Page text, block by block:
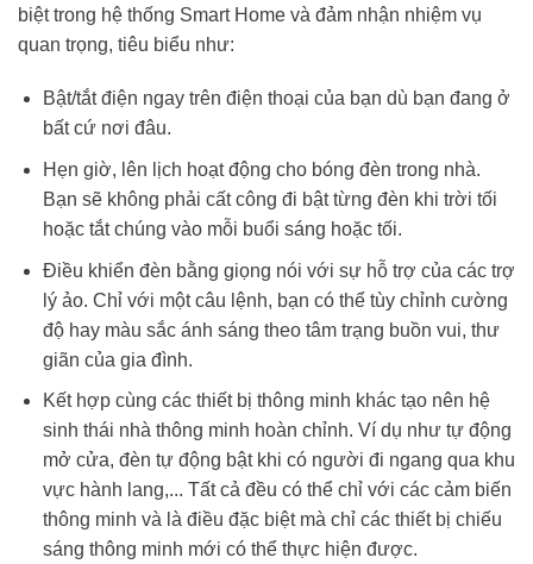
biệt trong hệ thống Smart Home và đảm nhận nhiệm vụ
quan trọng, tiêu biểu như:
Bật/tắt điện ngay trên điện thoại của bạn dù bạn đang ở
bất cứ nơi đâu.
Hẹn giờ, lên lịch hoạt động cho bóng đèn trong nhà.
Bạn sẽ không phải cất công đi bật từng đèn khi trời tối
hoặc tắt chúng vào mỗi buổi sáng hoặc tối.
Điều khiển đèn bằng giọng nói với sự hỗ trợ của các trợ
lý ảo. Chỉ với một câu lệnh, bạn có thể tùy chỉnh cường
độ hay màu sắc ánh sáng theo tâm trạng buồn vui, thư
giãn của gia đình.
Kết hợp cùng các thiết bị thông minh khác tạo nên hệ
sinh thái nhà thông minh hoàn chỉnh. Ví dụ như tự động
mở cửa, đèn tự động bật khi có người đi ngang qua khu
vực hành lang,... Tất cả đều có thể chỉ với các cảm biến
thông minh và là điều đặc biệt mà chỉ các thiết bị chiếu
sáng thông minh mới có thể thực hiện được.